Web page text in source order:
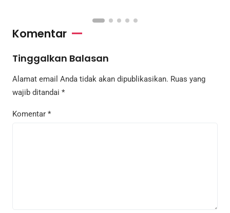
Komentar
Tinggalkan Balasan
Alamat email Anda tidak akan dipublikasikan. Ruas yang
wajib ditandai *
Komentar *